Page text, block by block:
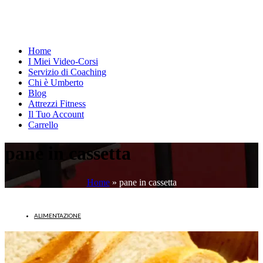
Home
I Miei Video-Corsi
Servizio di Coaching
Chi è Umberto
Blog
Attrezzi Fitness
Il Tuo Account
Carrello
pane in cassetta
Home» pane in cassetta
ALIMENTAZIONE